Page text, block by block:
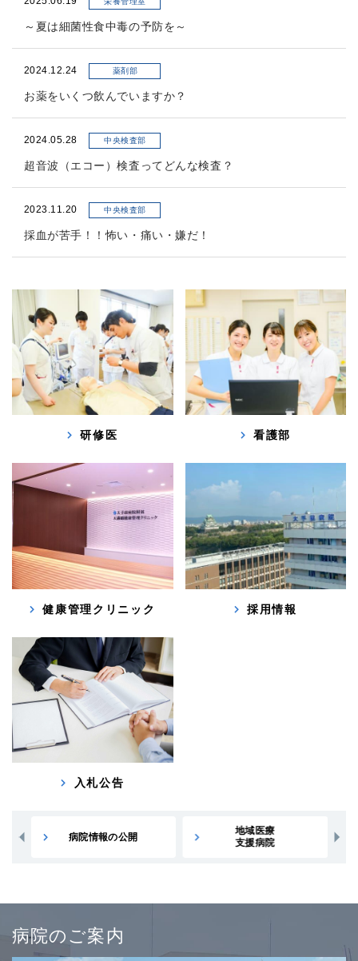
～夏は細菌性食中毒の予防を～
2024.12.24 薬剤部
お薬をいくつ飲んでいますか？
2024.05.28 中央検査部
超音波（エコー）検査ってどんな検査？
2023.11.20 中央検査部
採血が苦手！！怖い・痛い・嫌だ！
研修医 看護部
健康管理クリニック 採用情報
入札公告
地域医療
支援病院
大阪府がん
診療拠点病院
病院のご案内